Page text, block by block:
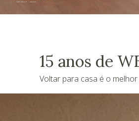
15 anos de
Voltar para casa é o